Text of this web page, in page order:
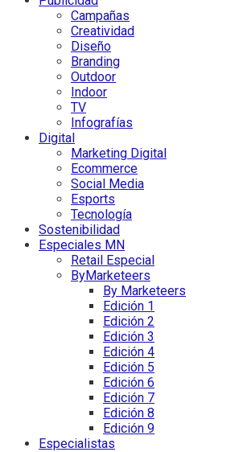
Campañas
Creatividad
Diseño
Branding
Outdoor
Indoor
TV
Infografías
Digital
Marketing Digital
Ecommerce
Social Media
Esports
Tecnología
Sostenibilidad
Especiales MN
Retail Especial
ByMarketeers
By Marketeers
Edición 1
Edición 2
Edición 3
Edición 4
Edición 5
Edición 6
Edición 7
Edición 8
Edición 9
Especialistas